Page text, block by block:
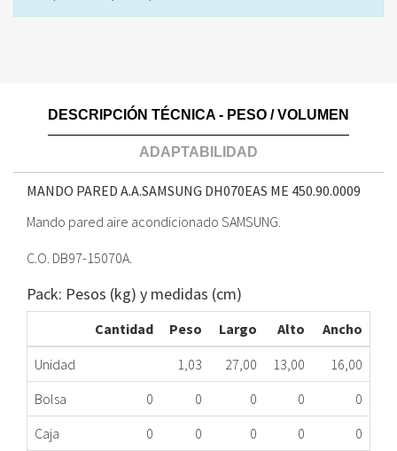
DESCRIPCIÓN TÉCNICA - PESO / VOLUMEN
ADAPTABILIDAD
MANDO PARED A.A.SAMSUNG DH070EAS ME 450.90.0009
Mando pared aire acondicionado SAMSUNG.
C.O. DB97-15070A.
Pack: Pesos (kg) y medidas (cm)
Cantidad Peso Largo Alto
Ancho
Unidad
1,03 27,00 13,00
16,00
Bolsa
0 0 0 0
0
Caja
0 0 0 0
0